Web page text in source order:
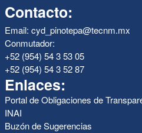
Contacto:
Email: cyd_pinotepa@tecnm.mx
Conmutador:
+52 (954) 54 3 53 05
+52 (954) 54 3 52 87
Enlaces:
Portal de Obligaciones de
INAI
Buzón de Sugerencias